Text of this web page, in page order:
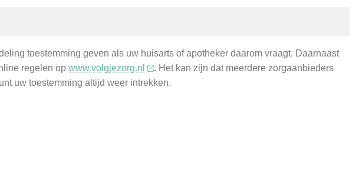
toestemming geven als uw huisarts of apotheker daarom vraagt. Daarnaast
regelen op www.volgjezorg.nl
. Het kan zijn dat meerdere zorgaanbieders
uw toestemming altijd weer intrekken.